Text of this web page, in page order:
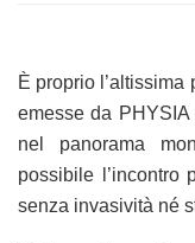
È proprio
emesse da
nel panorama
possibile l’incontro
senza invasività né